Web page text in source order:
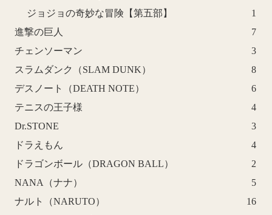
ジョジョの奇妙な冒険【第五部】
1
進撃の巨人
7
チェンソーマン
3
スラムダンク（SLAM DUNK）
8
デスノート（DEATH NOTE）
6
テニスの王子様
4
Dr.STONE
3
ドラえもん
4
ドラゴンボール（DRAGON BALL）
2
NANA（ナナ）
5
ナルト（NARUTO）
16